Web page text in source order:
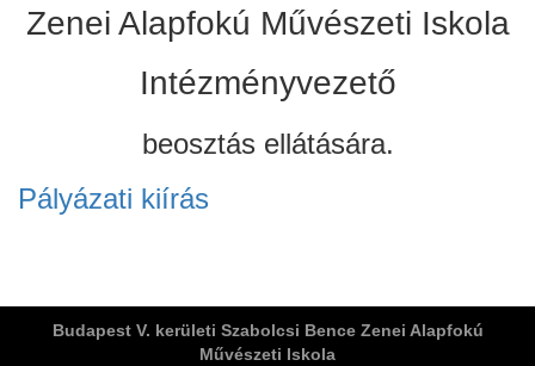
Zenei Alapfokú Művészeti Iskola
Intézményvezető
beosztás ellátására.
Pályázati kiírás
Budapest V. kerületi Szabolcsi Bence Zenei Alapfokú
Művészeti Iskola